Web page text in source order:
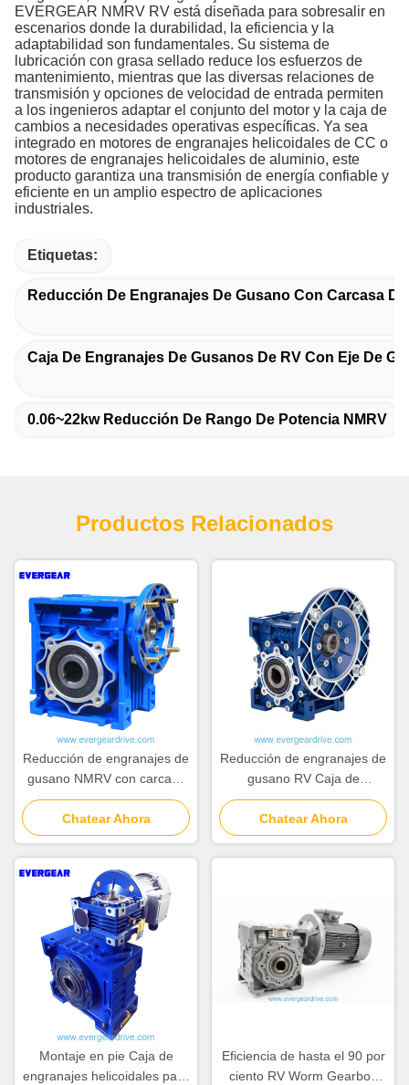
EVERGEAR NMRV RV está diseñada para sobresalir en
escenarios donde la durabilidad, la eficiencia y la
adaptabilidad son fundamentales. Su sistema de
lubricación con grasa sellado reduce los esfuerzos de
mantenimiento, mientras que las diversas relaciones de
transmisión y opciones de velocidad de entrada permiten
a los ingenieros adaptar el conjunto del motor y la caja de
cambios a necesidades operativas específicas. Ya sea
integrado en motores de engranajes helicoidales de CC o
motores de engranajes helicoidales de aluminio, este
producto garantiza una transmisión de energía confiable y
eficiente en un amplio espectro de aplicaciones
industriales.
Etiquetas:
Reducción De Engranajes De Gusano Con Carcasa
Caja De Engranajes De Gusanos De RV Con Eje De
0.06~22kw Reducción De Rango De Potencia NMRV
Productos Relacionados
Reducción de engranajes de
gusano NMRV con carcasa
de aleación de aluminio, eje
de gusano endurecido y
rango de potencia de 0,06 ~
22kw
Chatear Ahora
Reducción de engranajes de
gusano RV Caja de
engranajes de gusano
Torque de salida 2,6 a 1760
Nm Rango de temperatura
de funcionamiento menos 20
Chatear Ahora
Montaje en pie Caja de
engranajes helicoidales para
Eficiencia de hasta el 90 por
ciento RV Worm Gearbox